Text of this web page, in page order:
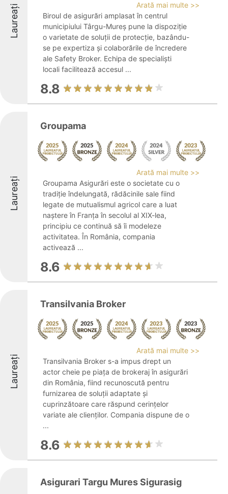
Laureați
Arată mai multe >>
Biroul de asigurări amplasat în centrul
municipiului Târgu-Mureș pune la dispoziție
o varietate de soluții de protecție, bazându-
se pe expertiza și colaborările de încredere
ale Safety Broker. Echipa de specialiști
locali facilitează accesul ...
8.8
Laureați
Groupama
Arată mai multe >>
Groupama Asigurări este o societate cu o
tradiție îndelungată, rădăcinile sale fiind
legate de mutualismul agricol care a luat
naștere în Franța în secolul al XIX-lea,
principiu ce continuă să îi modeleze
activitatea. În România, compania
activează ...
8.6
Laureați
Transilvania Broker
Arată mai multe >>
Transilvania Broker s-a impus drept un
actor cheie pe piața de brokeraj în asigurări
din România, fiind recunoscută pentru
furnizarea de soluții adaptate și
cuprinzătoare care răspund cerințelor
variate ale clienților. Compania dispune de o
...
8.6
Asigurari Targu Mures Sigurasig